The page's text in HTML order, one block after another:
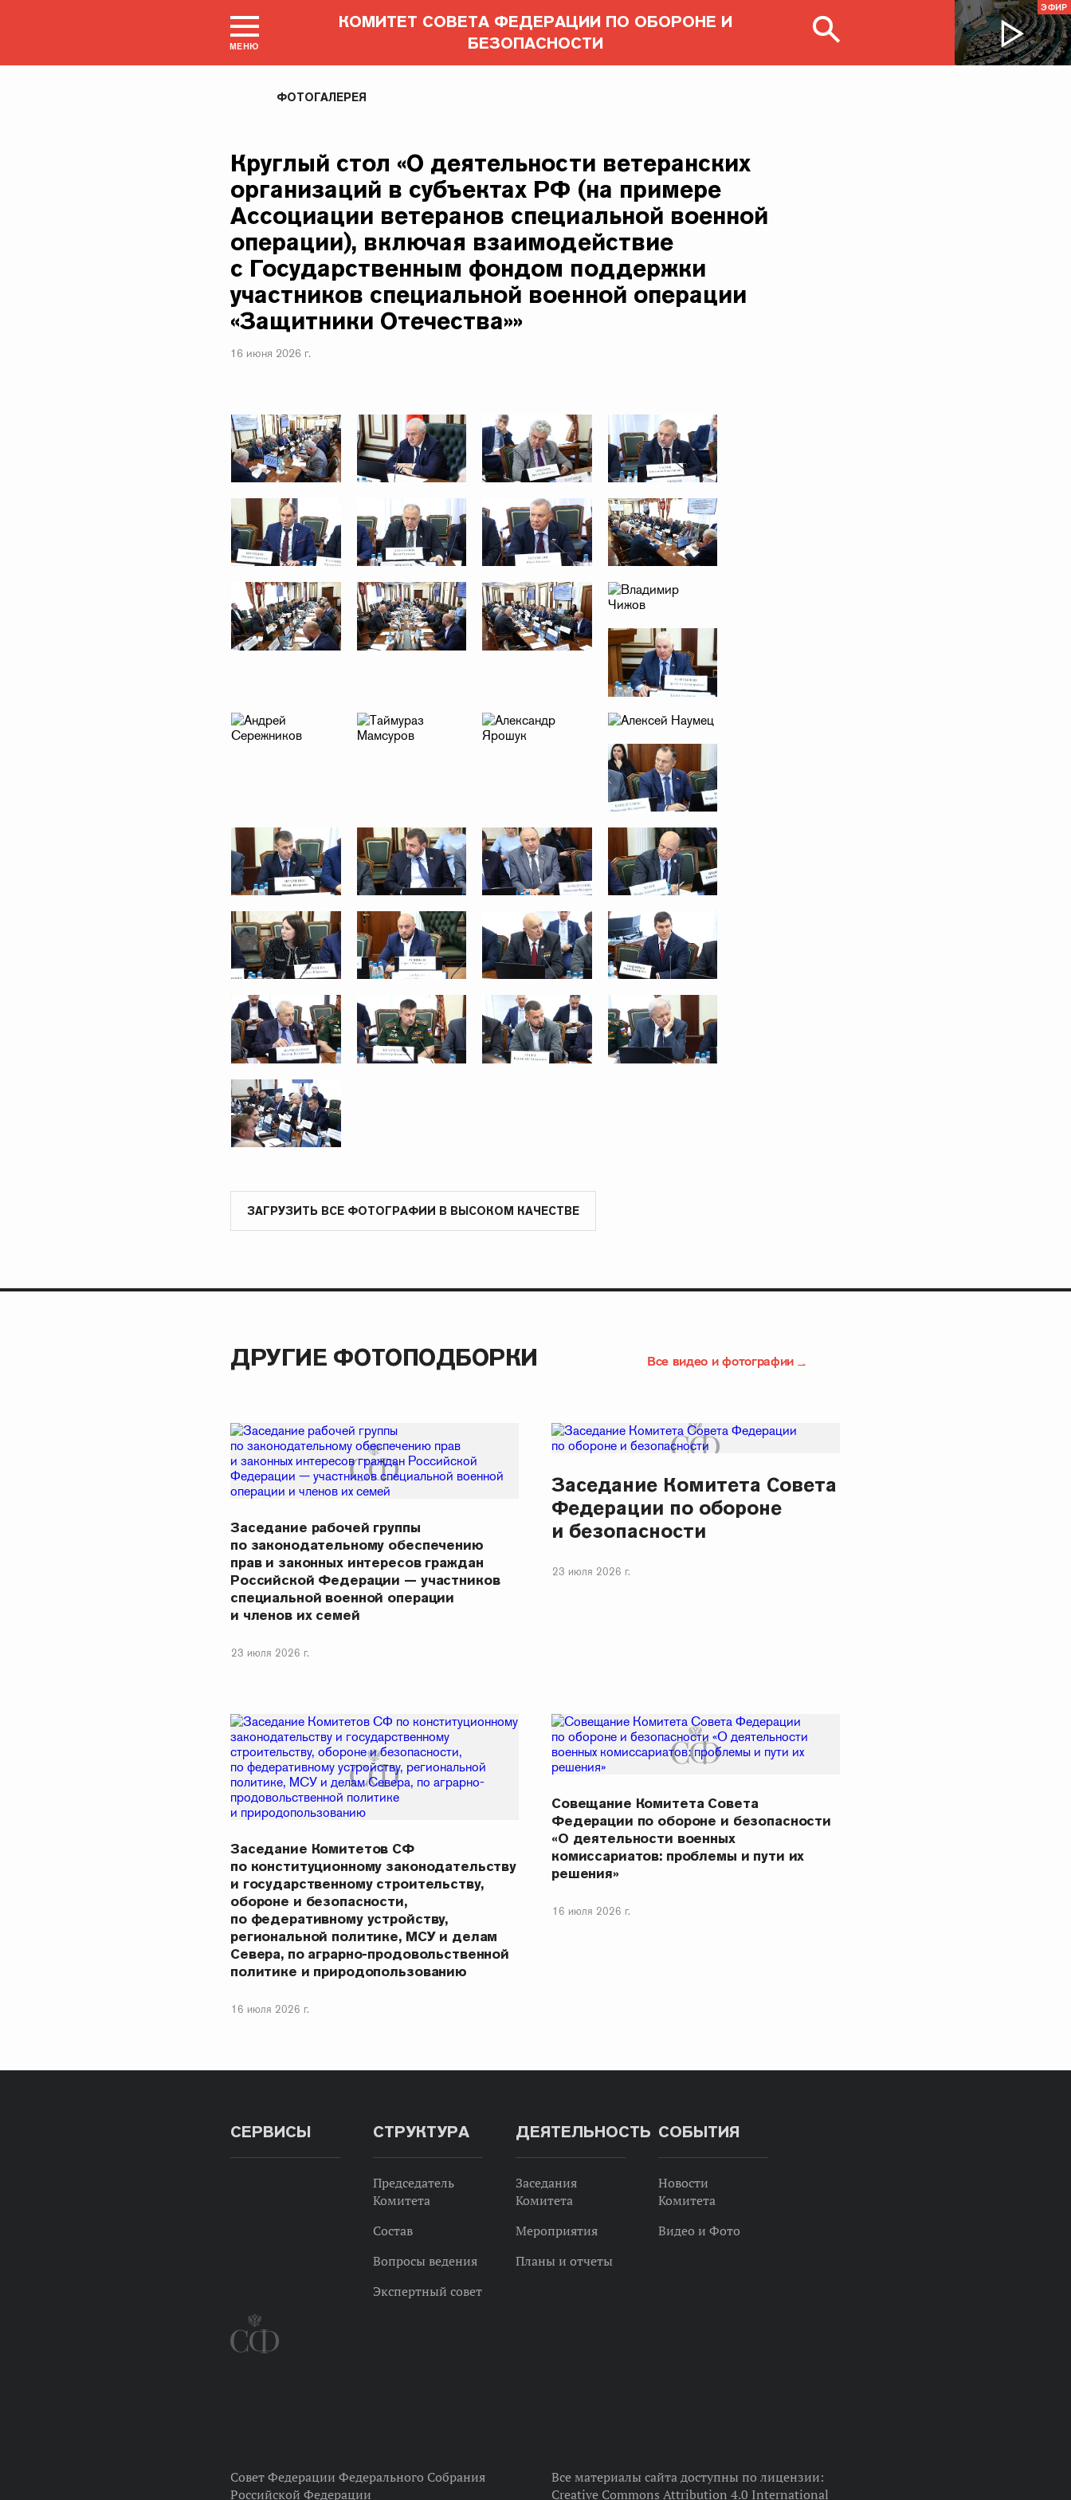
МЕНЮ
КОМИТЕТ СОВЕТА ФЕДЕРАЦИИ ПО ОБОРОНЕ И
БЕЗОПАСНОСТИ
ЭФИР
ФОТОГАЛЕРЕЯ
Круглый стол «О деятельности ветеранских
организаций в субъектах РФ (на примере
Ассоциации ветеранов специальной военной
операции), включая взаимодействие
с Государственным фондом поддержки
участников специальной военной операции
«Защитники Отечества»»
16 июня 2026 г.
ЗАГРУЗИТЬ ВСЕ ФОТОГРАФИИ В ВЫСОКОМ КАЧЕСТВЕ
ДРУГИЕ ФОТОПОДБОРКИ Все видео и фотографии
Заседание рабочей группы
по законодательному обеспечению
прав и законных интересов граждан
Российской Федерации — участников
специальной военной операции
и членов их семей
23 июля 2026 г.
Заседание Комитета Совета
Федерации по обороне
и безопасности
23 июля 2026 г.
Заседание Комитетов СФ
по конституционному законодательству
и государственному строительству,
обороне и безопасности,
по федеративному устройству,
региональной политике, МСУ и делам
Севера, по аграрно-продовольственной
политике и природопользованию
16 июля 2026 г.
Совещание Комитета Совета
Федерации по обороне и безопасности
«О деятельности военных
комиссариатов: проблемы и пути их
решения»
16 июля 2026 г.
СЕРВИСЫ СТРУКТУРА
Председатель
Комитета
Состав
Вопросы ведения
Экспертный совет
ДЕЯТЕЛЬНОСТЬ
Заседания
Комитета
Мероприятия
Планы и отчеты
СОБЫТИЯ
Новости
Комитета
Видео и Фото
Совет Федерации Федерального Собрания
Российской Федерации
Все материалы сайта доступны по лицензии:
Creative Commons Attribution 4.0 International